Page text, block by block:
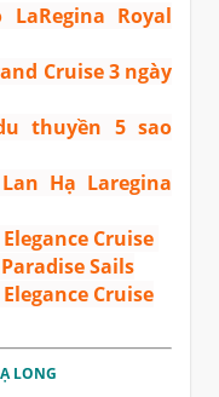
Royal
Cruise 3 ngày
thuyền 5 sao
Hạ Laregina
Cruise
Sails
Cruise
LONG